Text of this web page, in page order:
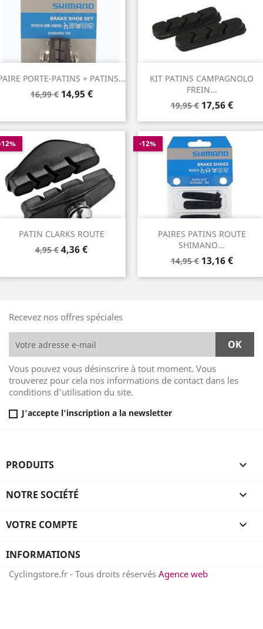
PORTE-PATINS + PATINS...
Prix
16,99 € Prix
14,95 €
KIT PATINS CAMPAGNOLO
FREIN...
Prix
base
19,95 € Prix
17,56 €
PATIN CLARKS ROUTE
Prix
4,95 € Prix
4,36 €
PAIRES PATINS ROUTE
SHIMANO...
Prix
14,95 €
-12%
Prix
13,16 €
Recevez nos offres spéciales
Vous pouvez vous désinscrire à tout moment. Vous
trouverez pour cela nos informations de contact dans les
conditions d'utilisation du site.
J'accepte l'inscription a la newsletter
PRODUITS 
NOTRE SOCIÉTÉ 
VOTRE COMPTE 
INFORMATIONS
Cyclingstore.fr - Tous droits réservés Agence web